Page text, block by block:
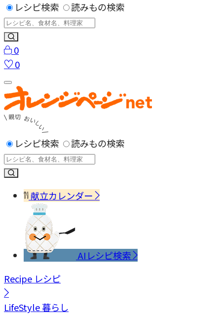
レシピ検索
読みもの検索
0
0
レシピ検索 読みもの検索
献立カレンダー
AIレシピ検索
Recipe レシピ
LifeStyle暮らし